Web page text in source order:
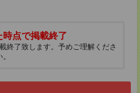
時点で掲載終了
終了致します。予めご理解くださ
。